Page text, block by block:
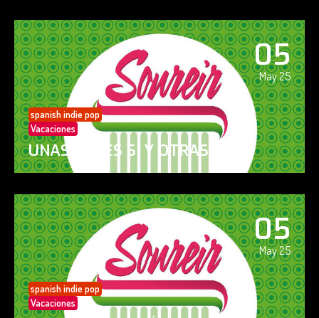
05
May 25
spanish indie pop
Vacaciones
UNAS VECES SÍ Y OTRAS NO
05
May 25
spanish indie pop
Vacaciones